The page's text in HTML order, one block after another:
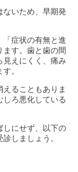
ないため、早期発
「症状の有無と進
ます。歯と歯の間
見えにくく、痛み
。
ることもありま
しろ悪化している
しにせず、以下の
しましょう。